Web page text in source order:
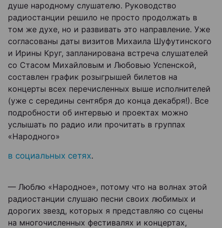
душе народному слушателю. Руководство
радиостанции решило не просто продолжать в
том же духе, но и развивать это направление. Уже
согласованы даты визитов Михаила Шуфутинского
и Ирины Круг, запланирована встреча слушателей
со Стасом Михайловым и Любовью Успенской,
составлен график розыгрышей билетов на
концерты всех перечисленных выше исполнителей
(уже с середины сентября до конца декабря!). Все
подробности об интервью и проектах можно
услышать по радио или прочитать в группах
«Народного»
в социальных сетях.
— Люблю «Народное», потому что на волнах этой
радиостанции слушаю песни своих любимых и
дорогих звезд, которых я представляю со сцены
на многочисленных фестивалях и концертах,